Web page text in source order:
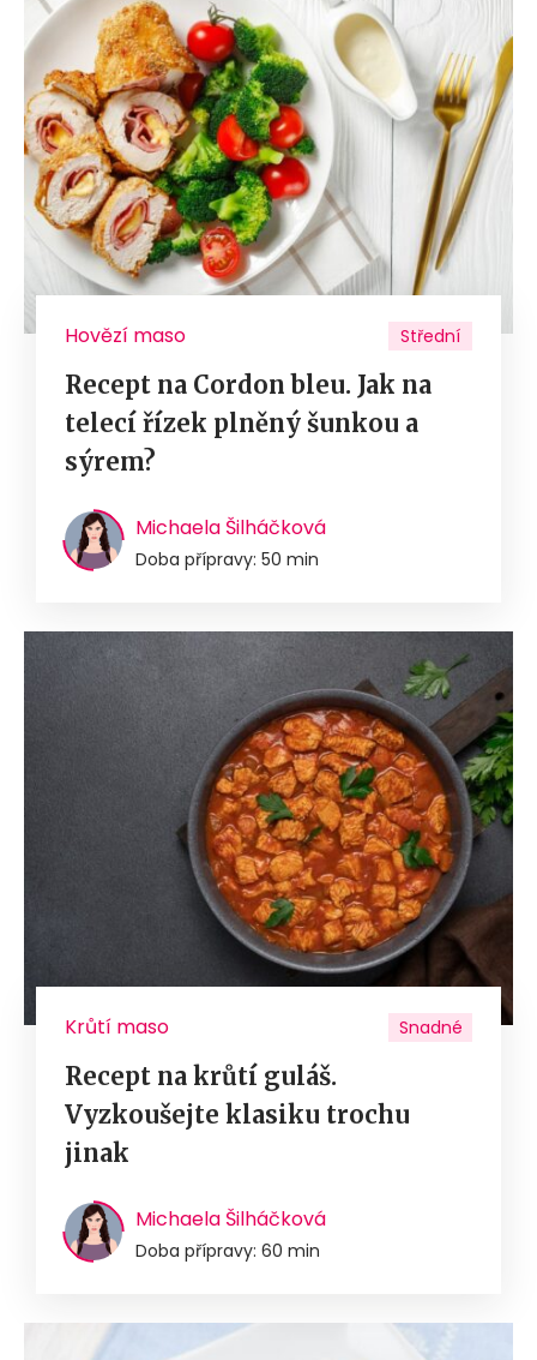
Hovězí maso Střední
Recept na Cordon bleu. Jak na
telecí řízek plněný šunkou a
sýrem?
Michaela Šilháčková
Doba přípravy: 50 min
Krůtí maso Snadné
Recept na krůtí guláš.
Vyzkoušejte klasiku trochu
jinak
Michaela Šilháčková
Doba přípravy: 60 min